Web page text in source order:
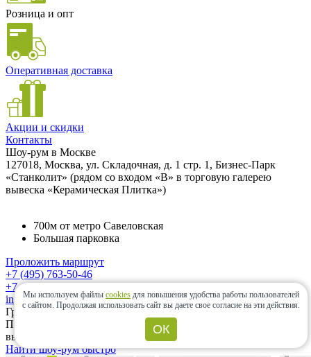
Розница и опт
Оперативная доставка
Акции и скидки
Контакты
Шоу-рум в Москве
127018, Москва, ул. Складочная, д. 1 стр. 1, Бизнес-Парк
«Станколит» (рядом со входом «B» в торговую галерею
вывеска «Керамическая Плитка»)
700м от метро Савеловская
Большая парковка
Проложить маршрут
+7 (495) 763-50-46
+7 (985) 833-64-30
info@ceramic-center.ru
График работы шоу-рума
Понедельник — Суббота: с 10.00 до 20.00 Воскресенье:
выходной день.
Найти шоу-рум быстро
Мы используем файлы cookies для повышения удобства работы пользователей
с сайтом. Продолжая использовать сайт вы даете свое согласие на эти действия.
ОК